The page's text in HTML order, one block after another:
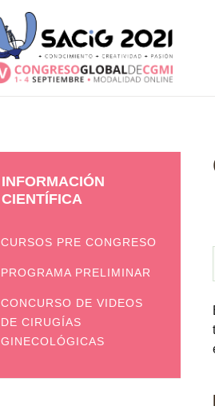
INFORMACIÓN
CIENTÍFICA
CURSOS PRE CONGRESO
PROGRAMA PRELIMINAR
CONCURSO DE VIDEOS
DE CIRUGÍAS
GINECOLÓGICAS